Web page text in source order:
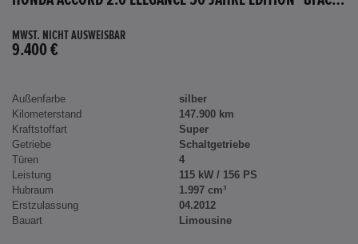
MWST. NICHT AUSWEISBAR
9.400 €
Außenfarbe
silber
Kilometerstand
147.900 km
Kraftstoffart
Super
Getriebe
Schaltgetriebe
Türen
4
Leistung
115 kW / 156 PS
Hubraum
1.997 cm³
Erstzulassung
04.2012
Bauart
Limousine